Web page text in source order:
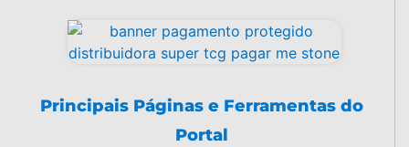
Principais Páginas e Ferramentas do
Portal